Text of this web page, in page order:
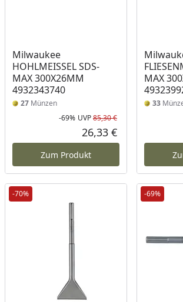
Milwaukee
HOHLMEISSEL SDS-
MAX 300X26MM
4932343740
27 Münzen
Rabatt in
-69%
Ursprünglicher
UVP85,30 €
Aktueller Preis
26,33 €
Zum Produkt
MAX
33
-70% -69%